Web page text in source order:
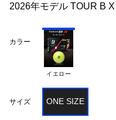
2026年モデル TOUR B
カラー
イエロー
サイズ ONE SIZE